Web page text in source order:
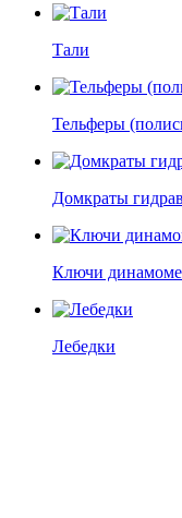
Тали
Тельферы
Домкраты
Ключи
Лебедки